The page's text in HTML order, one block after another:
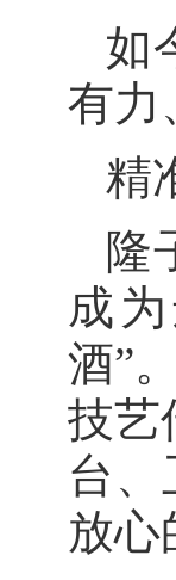
如
有力
精
隆
成
酒”
技艺
台
放心